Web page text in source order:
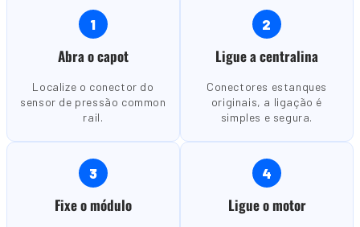
1
Abra o capot
Localize o conector do
sensor de pressão common
rail.
2
Ligue a centralina
Conectores estanques
originais, a ligação é
simples e segura.
3
Fixe o módulo
4
Ligue o motor